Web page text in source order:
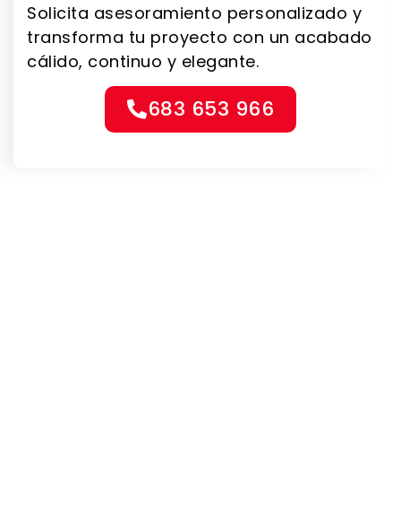
Solicita asesoramiento personalizado y
transforma tu proyecto con un acabado
cálido, continuo y elegante.
683 653 966